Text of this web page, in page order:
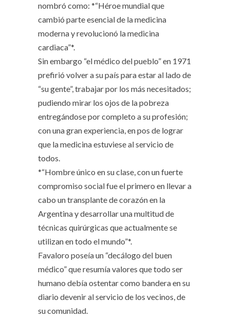
nombró como: *“Héroe mundial que
cambió parte esencial de la medicina
moderna y revolucionó la medicina
cardiaca”*.
Sin embargo “el médico del pueblo” en 1971
prefirió volver a su país para estar al lado de
“su gente”, trabajar por los más necesitados;
pudiendo mirar los ojos de la pobreza
entregándose por completo a su profesión;
con una gran experiencia, en pos de lograr
que la medicina estuviese al servicio de
todos.
*“Hombre único en su clase, con un fuerte
compromiso social fue el primero en llevar a
cabo un transplante de corazón en la
Argentina y desarrollar una multitud de
técnicas quirúrgicas que actualmente se
utilizan en todo el mundo”*.
Favaloro poseía un “decálogo del buen
médico” que resumía valores que todo ser
humano debía ostentar como bandera en su
diario devenir al servicio de los vecinos, de
su comunidad.